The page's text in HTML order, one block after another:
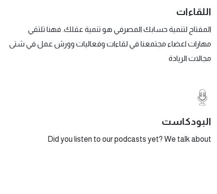
اللقاءات
المفتاح لتنمية حسابك المصرفي هو تنمية عقلك. فهنا تلتقي
مهارات اعضاء مجتمعنا في لقاءات وفعاليات وورش عمل في شتى
مجالات الريادة
البودكاست
Did you listen to our podcasts yet? We talk about